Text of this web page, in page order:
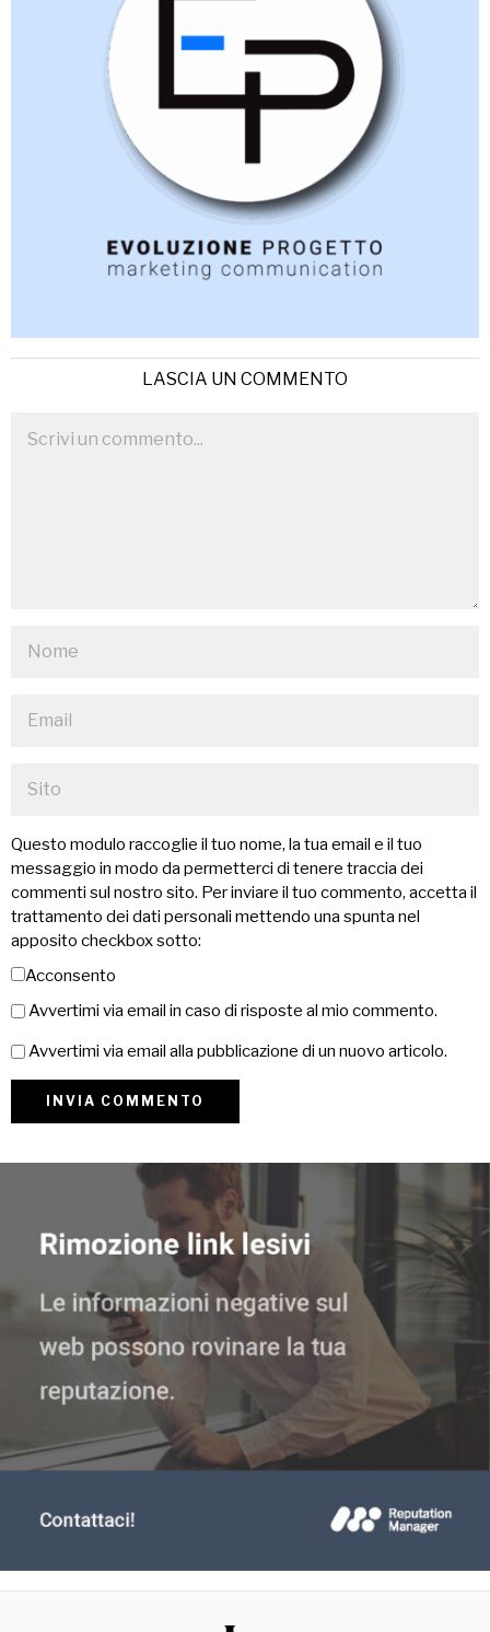
LASCIA UN COMMENTO
Questo modulo raccoglie il tuo nome, la tua email e il tuo
messaggio in modo da permetterci di tenere traccia dei
commenti sul nostro sito. Per inviare il tuo commento, accetta il
trattamento dei dati personali mettendo una spunta nel
apposito checkbox sotto:
Acconsento
Avvertimi via email in caso di risposte al mio commento.
Avvertimi via email alla pubblicazione di un nuovo articolo.